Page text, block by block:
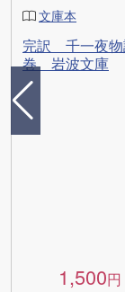
文庫本
完訳 千一夜
巻 岩波文庫
1,500円